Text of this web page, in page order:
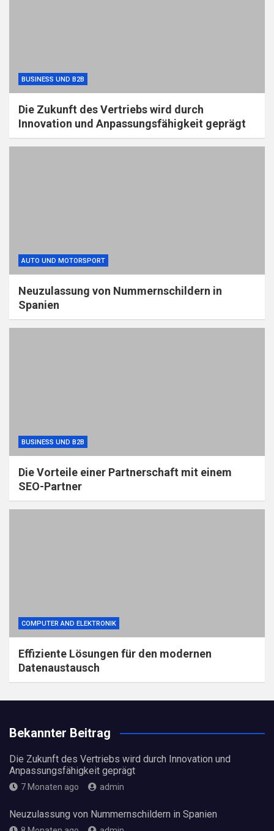
BUSINESS UND B2B
Die Zukunft des Vertriebs wird durch
Innovation und Anpassungsfähigkeit geprägt
AUTO UND MOTORSPORT
Neuzulassung von Nummernschildern in
Spanien
BUSINESS UND B2B
Die Vorteile einer Partnerschaft mit einem
SEO-Partner
COMPUTER AND ELEKTRONIK
Effiziente Lösungen für den modernen
Datenaustausch
Bekannter Beitrag
Die Zukunft des Vertriebs wird durch Innovation und
Anpassungsfähigkeit geprägt
7 Monaten ago admin
Neuzulassung von Nummernschildern in Spanien